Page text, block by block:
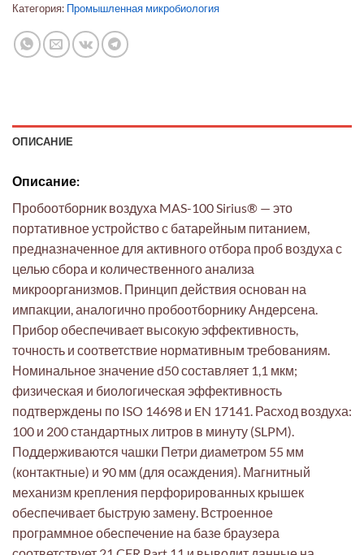
Категория: Промышленная микробиология
ОПИСАНИЕ
Описание:
Пробоотборник воздуха MAS-100 Sirius® — это
портативное устройство с батарейным питанием,
предназначенное для активного отбора проб воздуха с
целью сбора и количественного анализа
микроорганизмов. Принцип действия основан на
импакции, аналогично пробоотборнику Андерсена.
Прибор обеспечивает высокую эффективность,
точность и соответствие нормативным требованиям.
Номинальное значение d50 составляет 1,1 мкм;
физическая и биологическая эффективность
подтверждены по ISO 14698 и EN 17141. Расход воздуха:
100 и 200 стандартных литров в минуту (SLPM).
Поддерживаются чашки Петри диаметром 55 мм
(контактные) и 90 мм (для осаждения). Магнитный
механизм крепления перфорированных крышек
обеспечивает быструю замену. Встроенное
программное обеспечение на базе браузера